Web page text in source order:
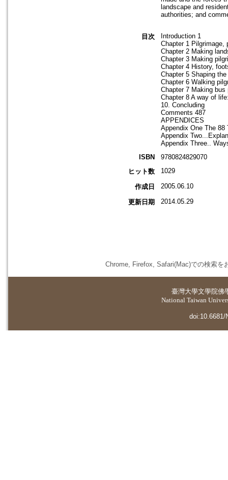
landscape and
authorities; and
目次
Introduction 1
Chapter 1 Pilgrimage,
Chapter 2 Making
Chapter 3 Making
Chapter 4 History,
Chapter 5 Shaping
Chapter 6 Walking
Chapter 7 Making
Chapter 8 A way of
10. Concluding
Comments 487
APPENDICES
Appendix One The 88
Appendix
Appendix Three..
ISBN
9780824829070
ヒット数
1029
作成日 2005.06.10
更新日期 2014.05.29
Chrome, Firefox, Safari(Mac)での検索を
臺灣大學文學院佛
National Taiwan
doi:10.6681/